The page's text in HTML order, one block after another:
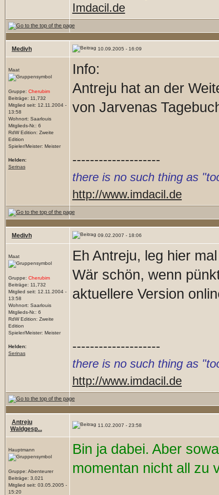
Imdacil.de
Medivh 10.09.2005 - 16:09
Maat
Gruppe: Cherubim
Beiträge: 11,732
Mitglied seit: 12.11.2004 -
13:58
Wohnort: Saarlouis
Mitglieds-Nr.: 6
RdW Edition: Zweite
Edition
Spieler/Meister: Meister
Helden:
Serinas
Info:
Antreju hat an der
von Jarvenas
--------------------
there is no such thing as
http://www.imdacil.de
Medivh 09.02.2007 - 18:06
Maat
Gruppe: Cherubim
Beiträge: 11,732
Mitglied seit: 12.11.2004 -
13:58
Wohnort: Saarlouis
Mitglieds-Nr.: 6
RdW Edition: Zweite
Edition
Spieler/Meister: Meister
Helden:
Serinas
Eh Antreju, leg hier
Wär schön, wenn
aktuellere Version
--------------------
there is no such thing as
http://www.imdacil.de
Antreju
Waldgesp...
11.02.2007 - 23:58
Hauptmann
Gruppe: Abenteurer
Beiträge: 3,021
Mitglied seit: 03.05.2005 -
15:20
Bin ja dabei. Aber
momentan nicht all zu